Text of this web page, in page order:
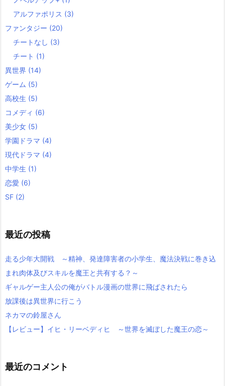
アルファポリス (3)
ファンタジー (20)
チートなし (3)
チート (1)
異世界 (14)
ゲーム (5)
高校生 (5)
コメディ (6)
美少女 (5)
学園ドラマ (4)
現代ドラマ (4)
中学生 (1)
恋愛 (6)
SF (2)
最近の投稿
走る少年大開戦 ～精神、発達障害者の小学生、魔法決戦に巻き込
まれ肉体及びスキルを魔王と共有する？～
ギャルゲー主人公の俺がバトル漫画の世界に飛ばされたら
放課後は異世界に行こう
ネカマの鈴屋さん
【レビュー】イヒ・リーベディヒ ～世界を滅ぼした魔王の恋～
最近のコメント